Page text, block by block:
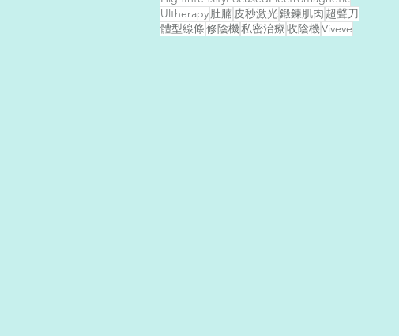
Ultherapy肚腩 皮秒激光鍛鍊肌肉 超聲刀
體型線條修陰機私密治療收陰機Viveve